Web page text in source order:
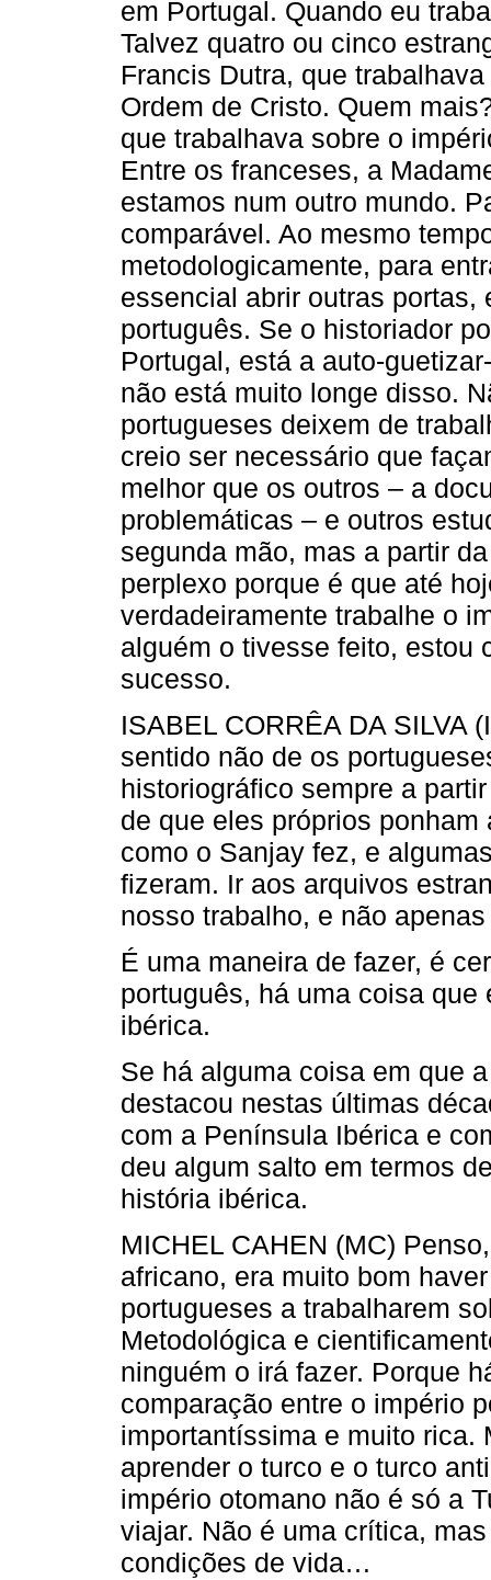
em Portugal. Quando eu
Talvez quatro ou cinco
Francis Dutra, que
Ordem de Cristo. Quem
que trabalhava sobre o
Entre os franceses, a
estamos num outro mundo.
comparável. Ao mesmo
metodologicamente, para
essencial abrir outras portas,
português. Se o historiador
Portugal, está a auto-
não está muito longe disso.
portugueses deixem de
creio ser necessário que
melhor que os outros – a
problemáticas – e outros
segunda mão, mas a partir
perplexo porque é que até
verdadeiramente trabalhe o
alguém o tivesse feito, estou
sucesso.
ISABEL CORRÊA DA SILVA
sentido não de os
historiográfico sempre a
de que eles próprios ponham
como o Sanjay fez, e
fizeram. Ir aos arquivos
nosso trabalho, e não
É uma maneira de fazer, é
português, há uma coisa
ibérica.
Se há alguma coisa em que
destacou nestas últimas
com a Península Ibérica e
deu algum salto em termos
história ibérica.
MICHEL CAHEN (MC)
africano, era muito bom
portugueses a trabalharem
Metodológica e
ninguém o irá fazer. Porque
comparação entre o império
importantíssima e muito rica.
aprender o turco e o turco
império otomano não é só a
viajar. Não é uma crítica,
condições de vida…